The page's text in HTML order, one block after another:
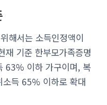
해서는 소득인정액이
재 기준 한부모가족증명
63% 이하 가구이며, 복
소득 65% 이하로 확대